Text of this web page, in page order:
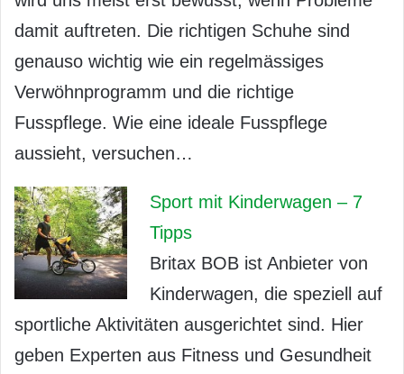
damit auftreten. Die richtigen Schuhe sind
genauso wichtig wie ein regelmässiges
Verwöhnprogramm und die richtige
Fusspflege. Wie eine ideale Fusspflege
aussieht, versuchen…
Sport mit Kinderwagen – 7
Tipps
Britax BOB ist Anbieter von
Kinderwagen, die speziell auf
sportliche Aktivitäten ausgerichtet sind. Hier
geben Experten aus Fitness und Gesundheit